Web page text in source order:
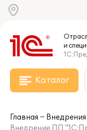
и
Каталог
Главная
Внедрения
Внедрение ПП